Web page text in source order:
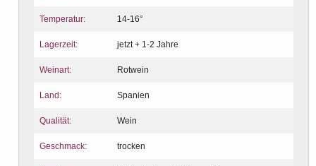
Temperatur: 14-16°
Lagerzeit: jetzt + 1-2 Jahre
Weinart: Rotwein
Land: Spanien
Qualität: Wein
Geschmack: trocken